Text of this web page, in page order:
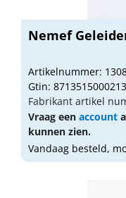
Nemef
Artikelnummer:
Gtin: 8713515000213
Fabrikant artikel
Vraag een account
kunnen zien.
Vandaag besteld,